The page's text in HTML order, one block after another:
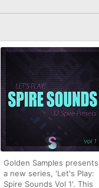
Golden Samples presents
a new series, 'Let's Play:
Spire Sounds Vol 1'. This